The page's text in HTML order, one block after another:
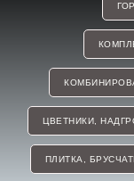
ЦВЕТНИКИ,
ПЛИТКА,